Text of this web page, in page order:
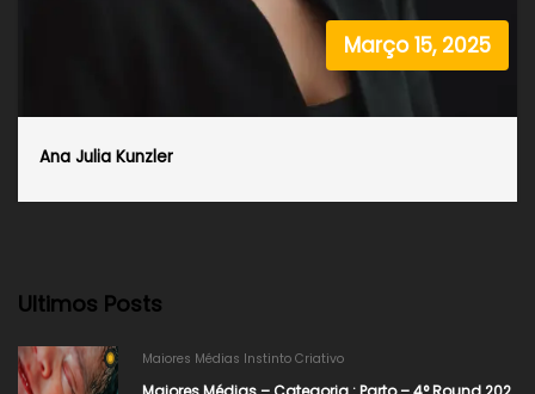
Março 15, 2025
Ana Julia Kunzler
Ultimos Posts
Maiores Médias Instinto Criativo